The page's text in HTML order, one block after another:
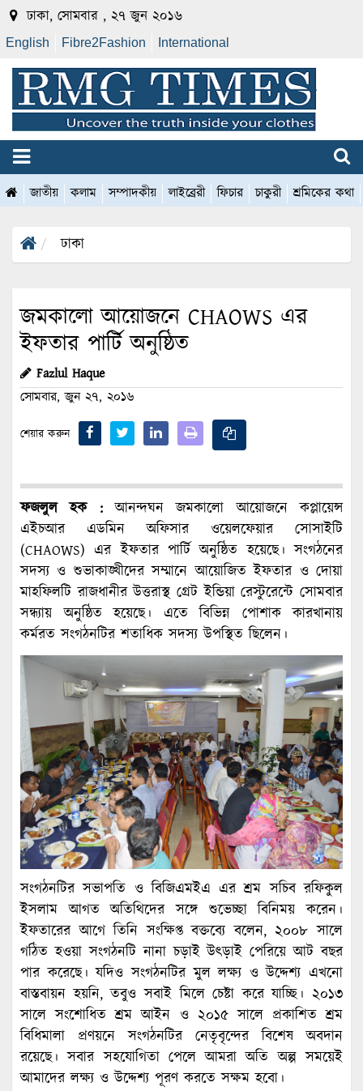
ঢাকা, সোমবার , ২৭ জুন ২০১৬
English Fibre2Fashion International
জাতীয় কলাম সম্পাদকীয় লাইব্রেরী ফিচার চাকুরী শ্রমিকের কথা
ঢাকা
জমকালো আয়োজনে CHAOWS এর
ইফতার পার্টি অনুষ্ঠিত
Fazlul Haque
সোমবার, জুন ২৭, ২০১৬
শেয়ার করুন
ফজলুল হক :আনন্দঘন জমকালো আয়োজনে কপ্লায়েন্স
এইচআর এডমিন অফিসার ওয়েলফেয়ার সোসাইটি
(CHAOWS) এর ইফতার পার্টি অনুষ্ঠিত হয়েছে। সংগঠনের
সদস্য ও শুভাকাঙ্খীদের সম্মানে আয়োজিত ইফতার ও দোয়া
মাহফিলটি রাজধানীর উত্তরাস্থ গ্রেট ইন্ডিয়া রেস্টুরেন্টে সোমবার
সন্ধ্যায় অনুষ্ঠিত হয়েছে। এতে বিভিন্ন পোশাক কারখানায়
কর্মরত সংগঠনটির শতাধিক সদস্য উপস্থিত ছিলেন।
সংগঠনটির সভাপতি ও বিজিএমইএ এর শ্রম সচিব রফিকুল
ইসলাম আগত অতিথিদের সঙ্গে শুভেচ্ছা বিনিময় করেন।
ইফতারের আগে তিনি সংক্ষিপ্ত বক্তব্যে বলেন, ২০০৮ সালে
গঠিত হওয়া সংগঠনটি নানা চড়াই উৎড়াই পেরিয়ে আট বছর
পার করেছে। যদিও সংগঠনটির মুল লক্ষ্য ও উদ্দেশ্য এখনো
বাস্তবায়ন হয়নি, তবুও সবাই মিলে চেষ্টা করে যাচ্ছি। ২০১৩
সালে সংশোধিত শ্রম আইন ও ২০১৫ সালে প্রকাশিত শ্রম
বিধিমালা প্রণয়নে সংগঠনটির নেতৃবৃন্দের বিশেষ অবদান
রয়েছে। সবার সহযোগিতা পেলে আমরা অতি অল্প সময়েই
আমাদের লক্ষ্য ও উদ্দেশ্য পূরণ করতে সক্ষম হবো।